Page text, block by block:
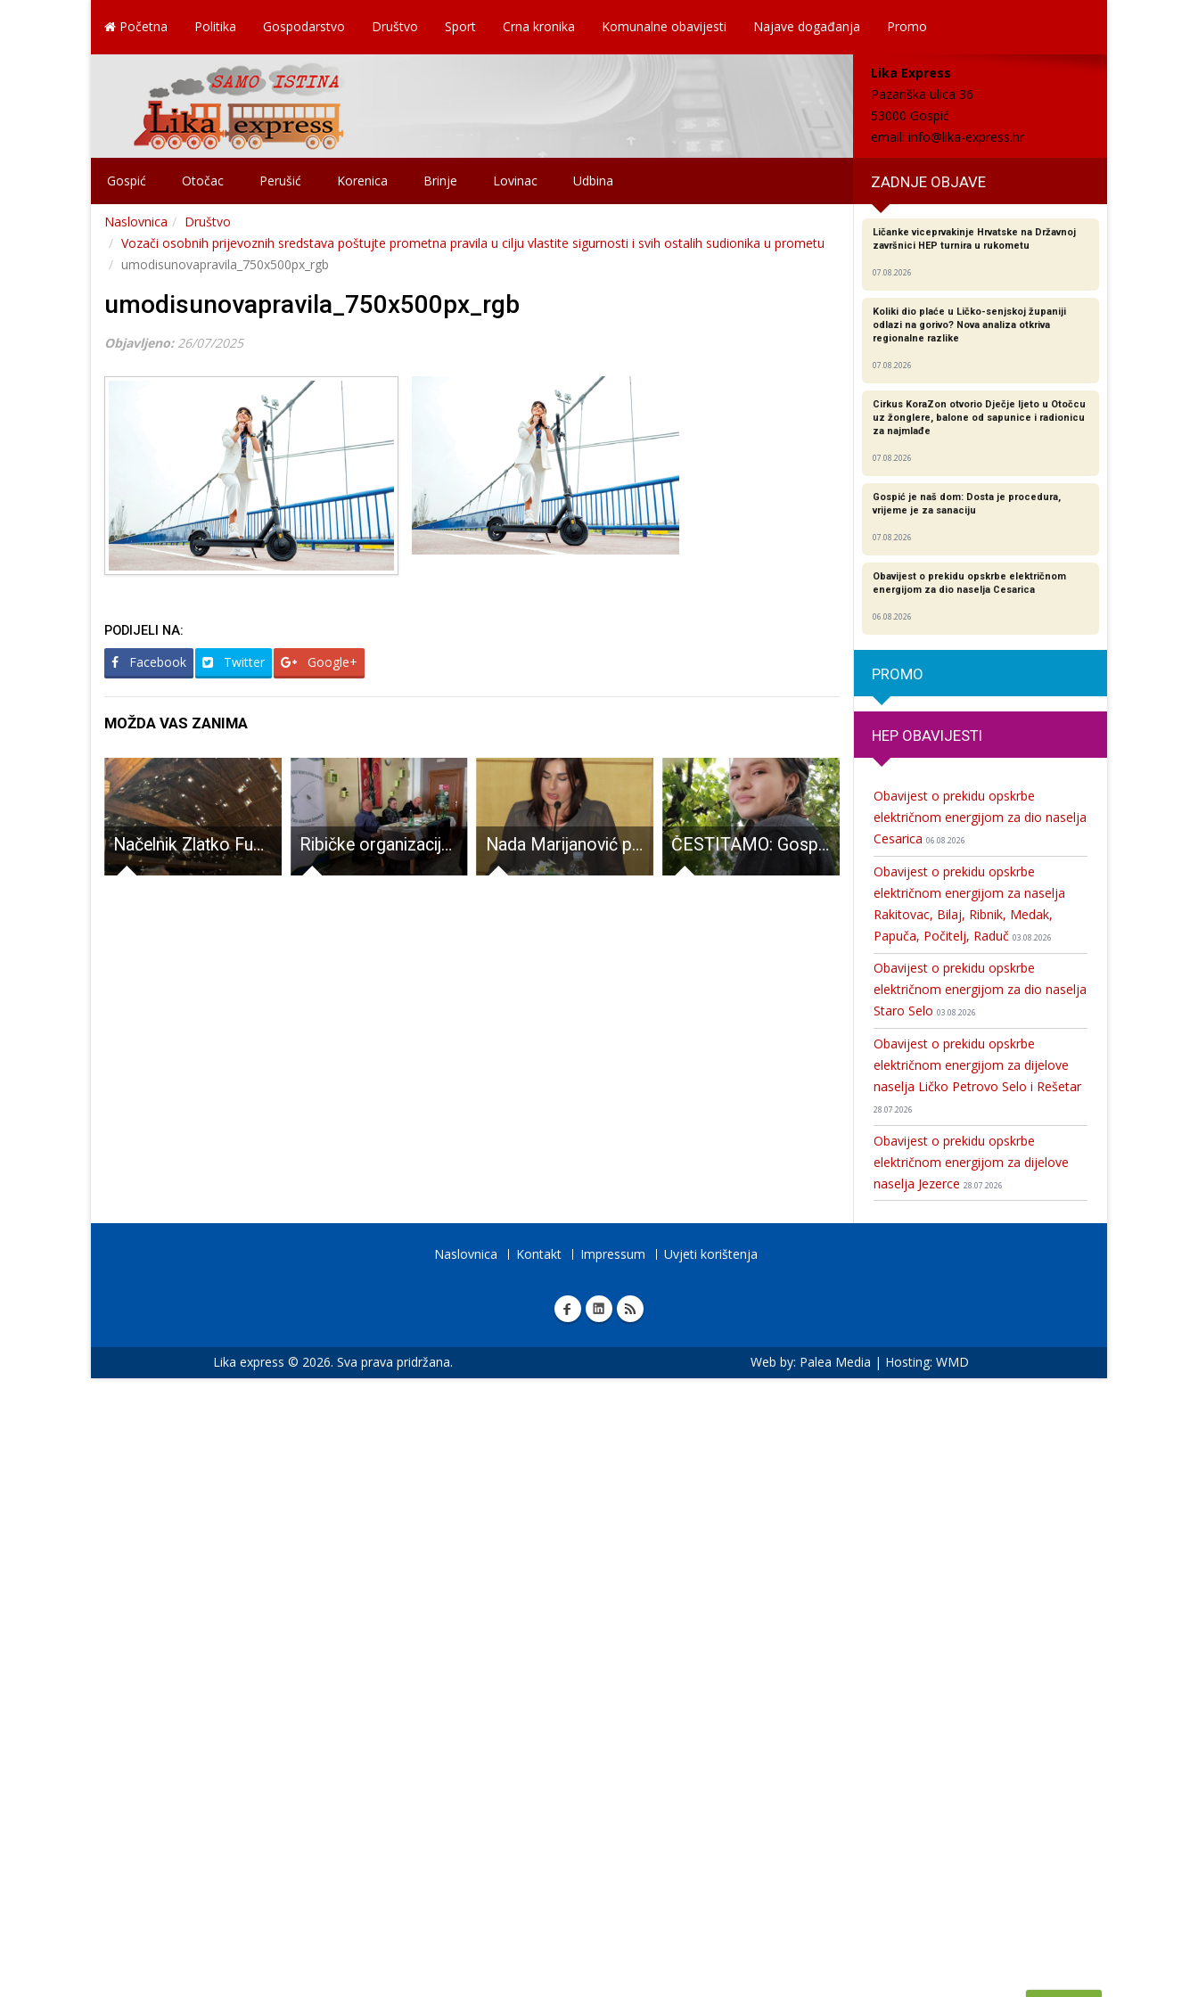
Početna Politika Gospodarstvo Društvo Sport Crna kronika Komunalne obavijesti Najave događanja Promo
Lika Express
Pazariška ulica 36
53000 Gospić
email: info@lika-express.hr
Gospić Otočac Perušić Korenica Brinje Lovinac Udbina ZADNJE OBJAVE
Naslovnica
Društvo
Vozači osobnih prijevoznih sredstava poštujte prometna pravila u cilju vlastite sigurnosti i svih ostalih sudionika u prometu
umodisunovapravila_750x500px_rgb
umodisunovapravila_750x500px_rgb
Objavljeno: 26/07/2025
PODIJELI NA:
Facebook Twitter Google+
MOŽDA VAS ZANIMA
Načelnik Zlatko Fumić obišao područja pogođena tučom: Općina Brinje najavila pomoć u sanaciji štete Ribičke organizacije aktivne na gradskoj i županijskoj razini Nada Marijanović poručila Darku Milinoviću da je zapanjujuća njegova komunikacija koja je ispod svake razine ČESTITAMO: Gospićanka Ana Starčević osvojila prvo mjesto na Državnom natjecanju učenika strukovnih škola – WorldSkills Croatia 2021
Ličanke viceprvakinje Hrvatske na Državnoj
završnici HEP turnira u rukometu
07.08.2026
Koliki dio plaće u Ličko-senjskoj županiji
odlazi na gorivo? Nova analiza otkriva
regionalne razlike​
07.08.2026
Cirkus KoraZon otvorio Dječje ljeto u Otočcu
uz žonglere, balone od sapunice i radionicu
za najmlađe
07.08.2026
Gospić je naš dom: Dosta je procedura,
vrijeme je za sanaciju
07.08.2026
Obavijest o prekidu opskrbe električnom
energijom za dio naselja Cesarica
06.08.2026
PROMO
HEP OBAVIJESTI
Obavijest o prekidu opskrbe
električnom energijom za dio naselja
Cesarica 06.08.2026
Obavijest o prekidu opskrbe
električnom energijom za naselja
Rakitovac, Bilaj, Ribnik, Medak,
Papuča, Počitelj, Raduč 03.08.2026
Obavijest o prekidu opskrbe
električnom energijom za dio naselja
Staro Selo 03.08.2026
Obavijest o prekidu opskrbe
električnom energijom za dijelove
naselja Ličko Petrovo Selo i Rešetar
28.07.2026
Obavijest o prekidu opskrbe
električnom energijom za dijelove
naselja Jezerce 28.07.2026
Naslovnica Kontakt Impressum Uvjeti korištenja
Lika express © 2026. Sva prava pridržana. Web by: Palea Media | Hosting: WMD